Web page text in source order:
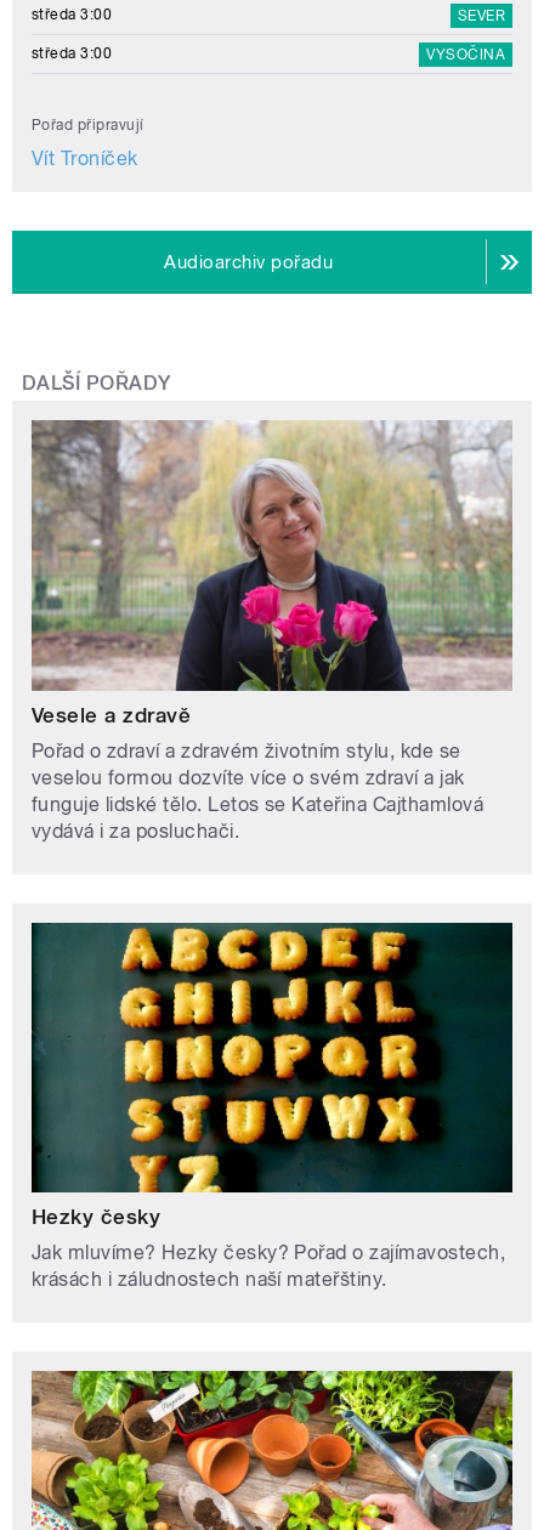
středa 3:00 SEVER
středa 3:00 VYSOČINA
Pořad připravují
Vít Troníček
Audioarchiv pořadu
DALŠÍ POŘADY
Vesele a zdravě
Pořad o zdraví a zdravém životním stylu, kde se
veselou formou dozvíte více o svém zdraví a jak
funguje lidské tělo. Letos se Kateřina Cajthamlová
vydává i za posluchači.
Hezky česky
Jak mluvíme? Hezky česky? Pořad o zajímavostech,
krásách i záludnostech naší mateřštiny.